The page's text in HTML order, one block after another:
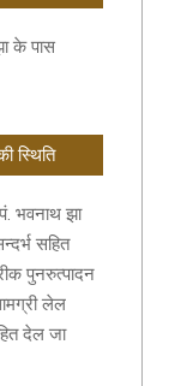
के पास
स्थिति
भवनाथ झा
सहित
पुनरुत्पादन
लेल
देल जा